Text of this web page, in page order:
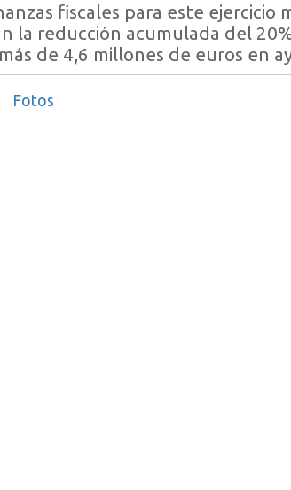
fiscales para este
la reducción acumulada del
de 4,6 millones de euros en
Fotos